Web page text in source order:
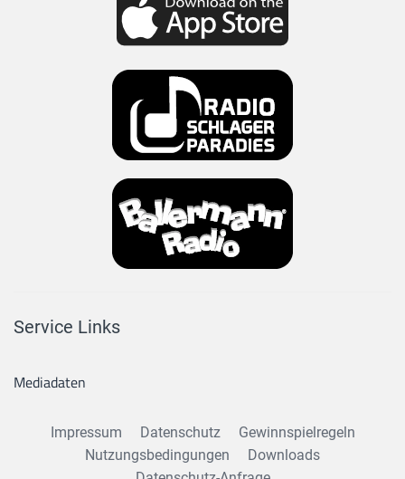
Service Links
Mediadaten
Impressum Datenschutz
Gewinnspielregeln
Nutzungsbedingungen
Downloads